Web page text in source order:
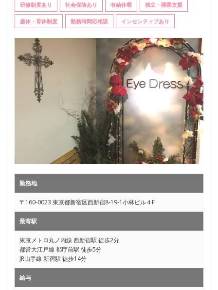
研修制度あり 社会保険あり 有給休暇 独立・開業支援
産休・育休制度 勤務時間応相談 インセンティブあり
勤務地
〒160-0023 東京都新宿区西新宿8-19-1小林ビル４F
最寄駅
東京メトロ丸ノ内線 西新宿駅 徒歩2分
都営大江戸線 都庁前駅 徒歩5分
JR山手線 新宿駅 徒歩14分
給与